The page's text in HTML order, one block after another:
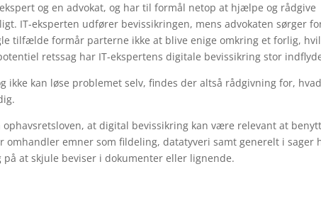
og en advokat, og har til formål netop at hjælpe og rådgive
IT-eksperten udfører bevissikringen, mens advokaten sørger
tilfælde formår parterne ikke at blive enige omkring et forlig,
retssag har IT-ekspertens digitale bevissikring stor
ikke kan løse problemet selv, findes der altså rådgivning for, hvad
at digital bevissikring kan være relevant at
omhandler emner som fildeling, datatyveri samt generelt i sager
at skjule beviser i dokumenter eller lignende.